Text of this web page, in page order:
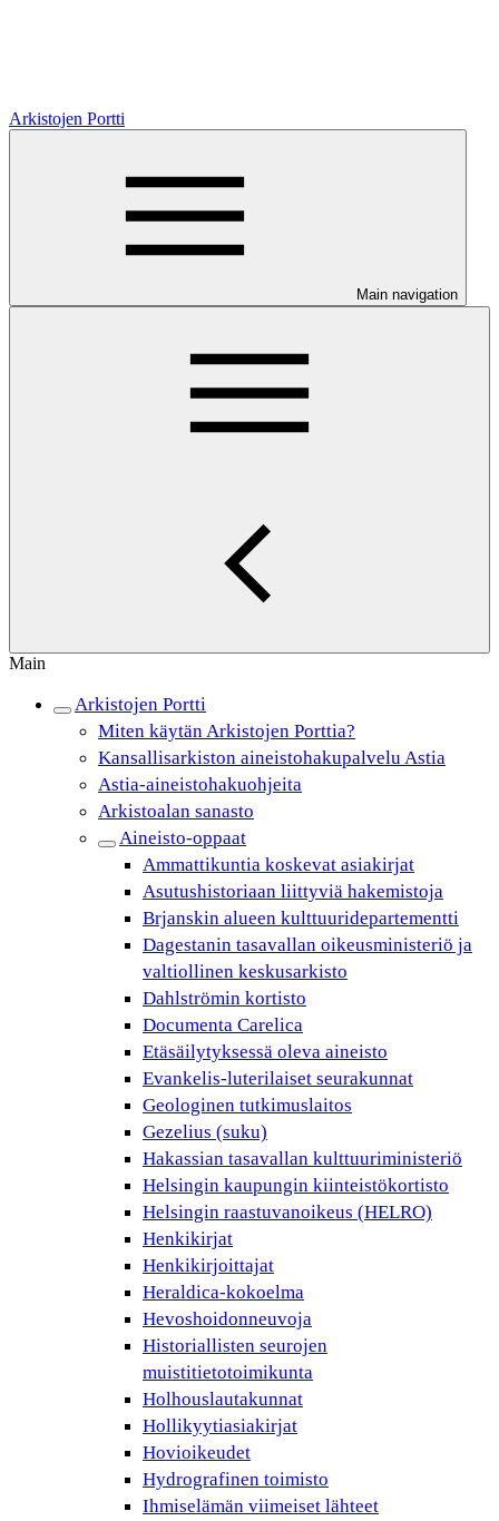
Arkistojen Portti
Main navigation
Main
Arkistojen Portti
Miten käytän Arkistojen Porttia?
Kansallisarkiston aineistohakupalvelu Astia
Astia-aineistohakuohjeita
Arkistoalan sanasto
Aineisto-oppaat
Ammattikuntia koskevat asiakirjat
Asutushistoriaan liittyviä hakemistoja
Brjanskin alueen kulttuuridepartementti
Dagestanin tasavallan oikeusministeriö ja
valtiollinen keskusarkisto
Dahlströmin kortisto
Documenta Carelica
Etäsäilytyksessä oleva aineisto
Evankelis-luterilaiset seurakunnat
Geologinen tutkimuslaitos
Gezelius (suku)
Hakassian tasavallan kulttuuriministeriö
Helsingin kaupungin kiinteistökortisto
Helsingin raastuvanoikeus (HELRO)
Henkikirjat
Henkikirjoittajat
Heraldica-kokoelma
Hevoshoidonneuvoja
Historiallisten seurojen
muistitietotoimikunta
Holhouslautakunnat
Hollikyytiasiakirjat
Hovioikeudet
Hydrografinen toimisto
Ihmiselämän viimeiset lähteet